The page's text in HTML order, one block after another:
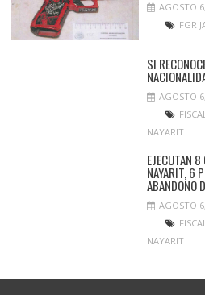
AGOSTO
FGR
SI
AGOSTO
NAYARIT
EJECUTAN 8
NAYARIT, 6
ABANDONO
AGOSTO
NAYARIT